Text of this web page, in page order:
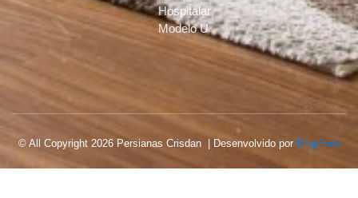
Hospitalar
Modelo U
© All Copyright 2026 Persianas Crisdan | Desenvolvido por DropFlow